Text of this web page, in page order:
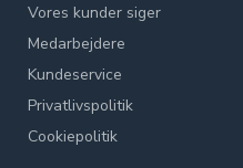
Vores kunder siger
Medarbejdere
Kundeservice
Privatlivspolitik
Cookiepolitik